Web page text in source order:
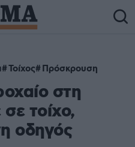
Τοίχος Πρόσκρουση
στη
τοίχο,
οδηγός